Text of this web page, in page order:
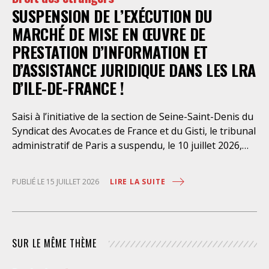
août dernier, le Conseil d’Etat a aboli les privilèges
dont l’infirmerie psychiatrique de la préfecture de
police a depuis trop longtemps
SUSPENSION DE L’EXÉCUTION DU
MARCHÉ DE MISE EN ŒUVRE DE
PRESTATION D’INFORMATION ET
D’ASSISTANCE JURIDIQUE DANS LES LRA
D’ILE-DE-FRANCE !
Saisi à l’initiative de la section de Seine-Saint-Denis du
Syndicat des Avocat.es de France et du Gisti, le tribunal
administratif de Paris a suspendu, le 10 juillet 2026,
œuvre de prestations d’information et d’assistance
juridique des étrangers maintenus dans les locaux de
droits fondamentaux des personnes retenues et
PUBLIÉ LE 15 JUILLET 2026 LIRE LA SUITE
SUR LE MÊME THÈME